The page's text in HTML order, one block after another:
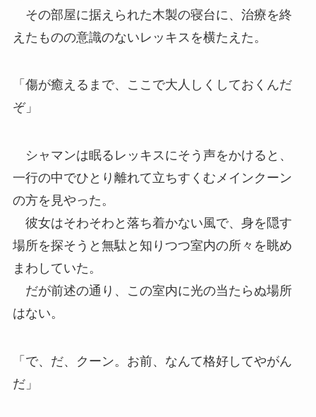
その部屋に据えられた木製の寝台に、治療を終
えたものの意識のないレッキスを横たえた。
「傷が癒えるまで、ここで大人しくしておくんだ
ぞ」
シャマンは眠るレッキスにそう声をかけると、
一行の中でひとり離れて立ちすくむメインクーン
の方を見やった。
彼女はそわそわと落ち着かない風で、身を隠す
場所を探そうと無駄と知りつつ室内の所々を眺め
まわしていた。
だが前述の通り、この室内に光の当たらぬ場所
はない。
「で、だ、クーン。お前、なんて格好してやがん
だ」